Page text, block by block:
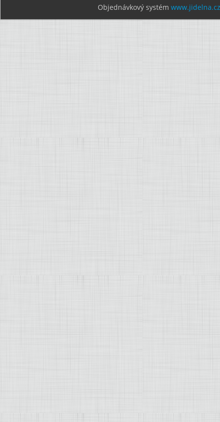
Objednávkový systém www.jidelna.cz